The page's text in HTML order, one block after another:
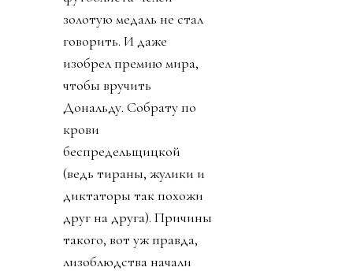
золотую медаль не стал
говорить. И даже
изобрел премию мира,
чтобы вручить
Дональду. Собрату по
крови
беспредельщицкой
(ведь тираны, жулики и
диктаторы так похожи
друг на друга). Причины
такого, вот уж правда,
лизоблюдства начали